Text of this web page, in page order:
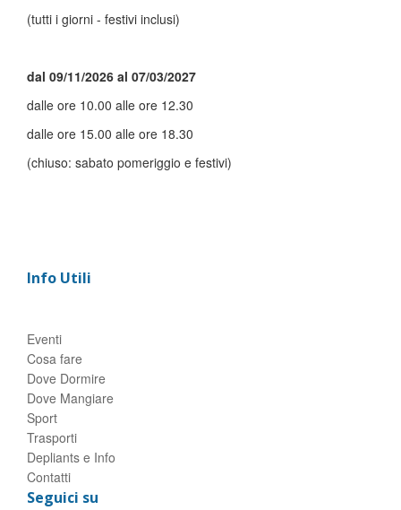
(tutti i giorni - festivi inclusi)
dal 09/11/2026 al 07/03/2027
dalle ore 10.00 alle ore 12.30
dalle ore 15.00 alle ore 18.30
(chiuso: sabato pomeriggio e festivi)
Info Utili
Eventi
Cosa fare
Dove Dormire
Dove Mangiare
Sport
Trasporti
Depliants e Info
Contatti
Seguici su